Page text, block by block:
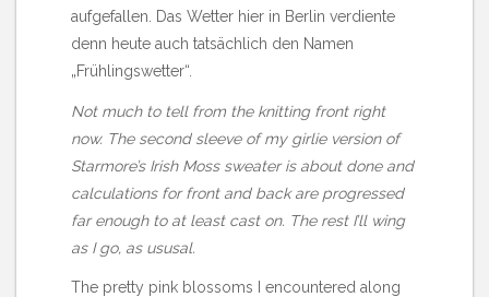
aufgefallen. Das Wetter hier in Berlin verdiente
denn heute auch tatsächlich den Namen
„Frühlingswetter“.
Not much to tell from the knitting front right
now. The second sleeve of my girlie version of
Starmore’s Irish Mosssweater is about done and
calculations for front and back are progressed
far enough to at least cast on. The rest I’ll wing
as I go, as ususal.
The pretty pink blossoms I encountered along